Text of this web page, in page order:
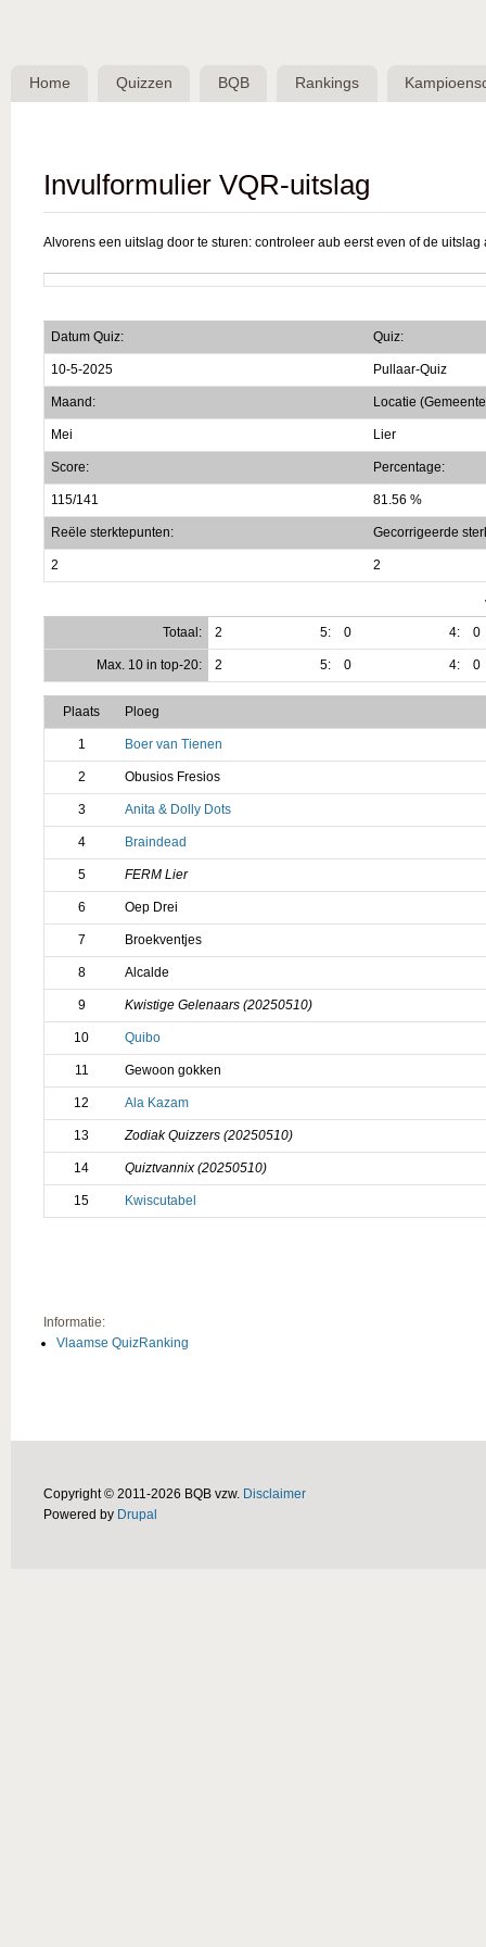
Belgische
QuizBond
Home Quizzen BQB Rankings
Invulformulier VQR-uitslag
Alvorens een uitslag door te sturen: controleer aub eerst even of de
Datum Quiz: Quiz:
10-5-2025 Pullaar-Quiz
Maand: Locatie
Mei Lier
Score: Percentage:
115/141 81.56 %
Reële sterktepunten: Gecorrigeerde
2 2
Totaal:
2 5: 0 4: 0
Max. 10 in top-20: 2 5: 0 4: 0
Plaats Ploeg
1 Boer van Tienen
2 Obusios Fresios
3 Anita & Dolly Dots
4 Braindead
5 FERM Lier
6 Oep Drei
7 Broekventjes
8 Alcalde
9 Kwistige Gelenaars (20250510)
10 Quibo
11 Gewoon gokken
12 Ala Kazam
13 Zodiak Quizzers (20250510)
14 Quiztvannix (20250510)
15 Kwiscutabel
Informatie:
Vlaamse QuizRanking
Copyright © 2011-2026 BQB vzw. Disclaimer
Powered by Drupal